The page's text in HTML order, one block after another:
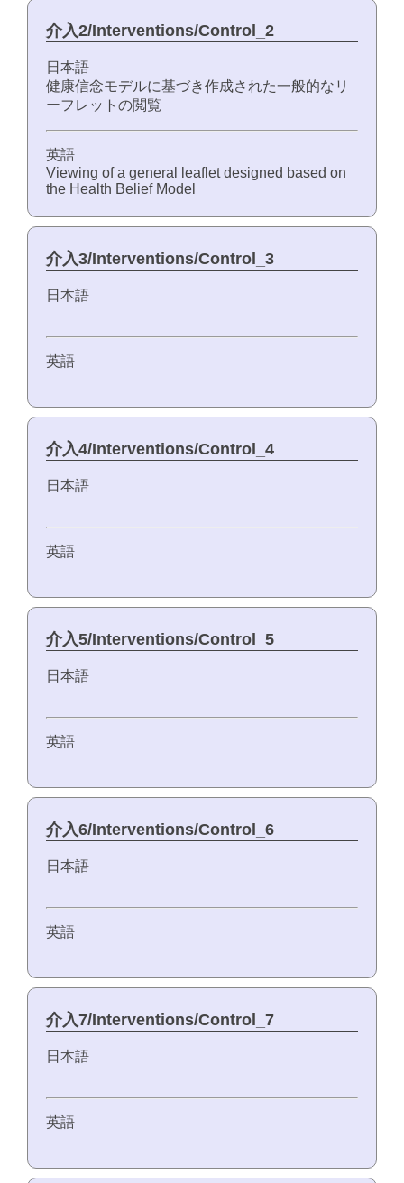
介入2/Interventions/Control_2
日本語
健康信念モデルに基づき作成された一般的なリ
ーフレットの閲覧
英語
Viewing of a general leaflet designed based on
the Health Belief Model
介入3/Interventions/Control_3
日本語
英語
介入4/Interventions/Control_4
日本語
英語
介入5/Interventions/Control_5
日本語
英語
介入6/Interventions/Control_6
日本語
英語
介入7/Interventions/Control_7
日本語
英語